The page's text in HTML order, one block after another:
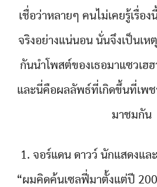
เชื่อว่าหลายๆ คนไม่เคยรู้เรื่อง
จริงอย่างแน่นอน นั่นจึงเป็นเห
กันนำโพสต์ของเธอมาแซวเฮ
และนี่คือผลลัพธ์ที่เกิดขึ้นที่เพ
มาชมกัน
1. จอร์แดน ดาวว์ นักแสดงแล
“ผมคิดค้นเซลฟี่มาตั้งแต่ปี